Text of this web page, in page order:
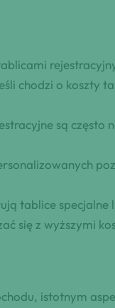
chodzi o koszty
są
tablice
się z wyższymi
istotnym